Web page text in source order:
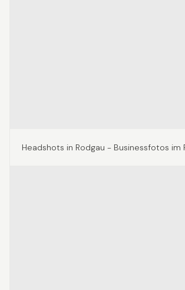
Headshots in Rodgau - Businessfotos im